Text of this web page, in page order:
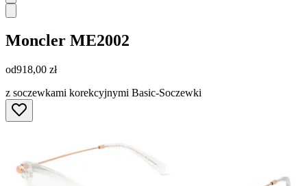
Moncler ME2002
od918,00 zł
z soczewkami korekcyjnymi Basic-Soczewki